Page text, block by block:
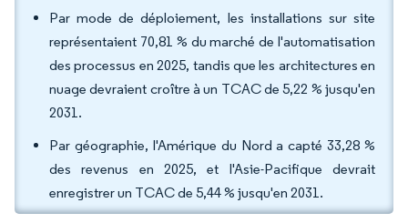
Par mode de déploiement, les installations sur site
représentaient 70,81 % du marché de l'automatisation
des processus en 2025, tandis que les architectures en
nuage devraient croître à un TCAC de 5,22 % jusqu'en
2031.
Par géographie, l'Amérique du Nord a capté 33,28 %
des revenus en 2025, et l'Asie-Pacifique devrait
enregistrer un TCAC de 5,44 % jusqu'en 2031.